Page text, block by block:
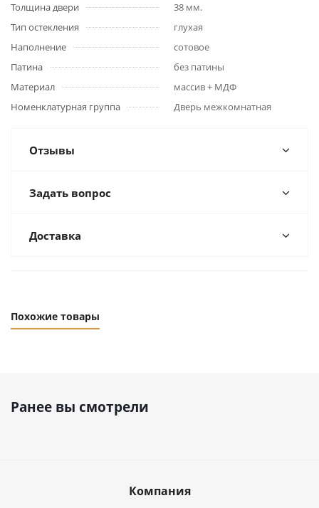
Толщина двери
38 мм.
Тип остекления
глухая
Наполнение
сотовое
Патина
без патины
Материал
массив + МДФ
Номенклатурная группа
Дверь межкомнатная
Отзывы
Задать вопрос
Доставка
Похожие товары
Ранее вы смотрели
Компания